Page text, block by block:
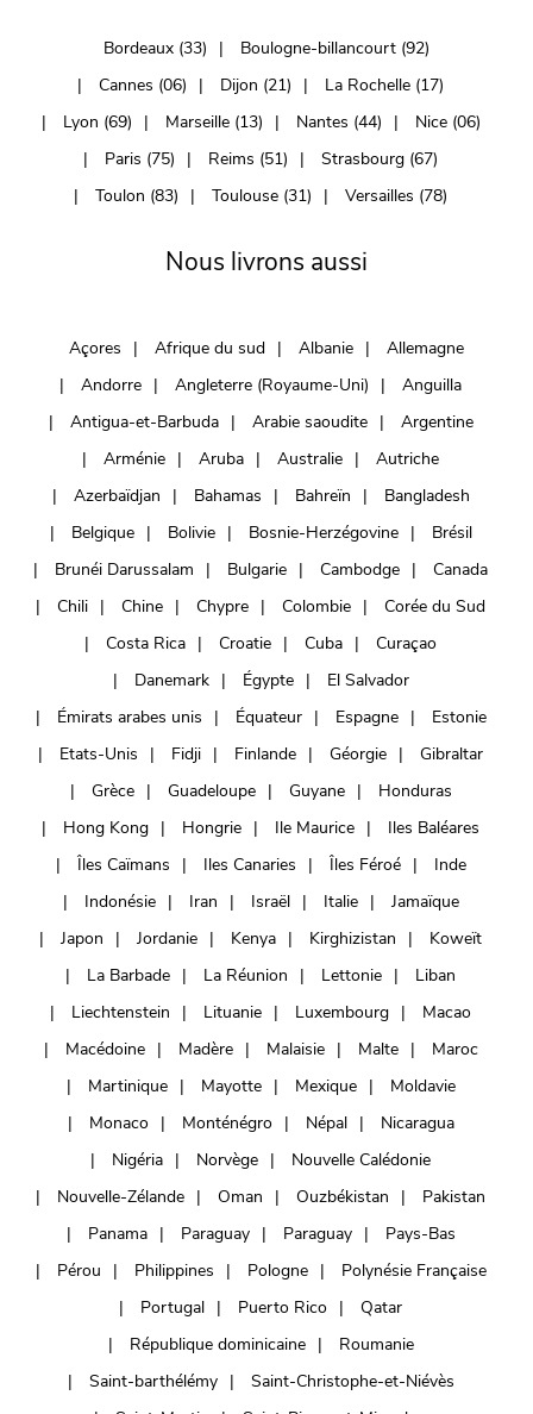
Bordeaux (33)
Boulogne-billancourt (92)
Cannes (06)
Dijon (21)
La Rochelle (17)
Lyon (69)
Marseille (13) Nantes (44)
Nice (06)
Paris (75)
Reims (51)
Strasbourg (67)
Toulon (83)
Toulouse (31) Versailles (78)
Nous livrons aussi
Açores Afrique du sud Albanie
Allemagne
Andorre
Angleterre (Royaume-Uni)
Anguilla
Antigua-et-Barbuda
Arabie saoudite
Argentine
Arménie
Aruba Australie
Autriche
Azerbaïdjan
Bahamas Bahreïn
Bangladesh
Belgique
Bolivie Bosnie-Herzégovine
Brésil
Brunéi Darussalam
Bulgarie Cambodge
Canada
Chili
Chine Chypre Colombie
Corée du Sud
Costa Rica
Croatie Cuba
Curaçao
Danemark
Égypte
El Salvador
Émirats arabes unis
Équateur Espagne
Estonie
Etats-Unis
Fidji Finlande Géorgie
Gibraltar
Grèce
Guadeloupe Guyane
Honduras
Hong Kong
Hongrie Ile Maurice
Iles Baléares
Îles Caïmans
Iles Canaries Îles Féroé
Inde
Indonésie
Iran Israël Italie
Jamaïque
Japon
Jordanie Kenya Kirghizistan
Koweït
La Barbade
La Réunion Lettonie
Liban
Liechtenstein
Lituanie Luxembourg
Macao
Macédoine
Madère Malaisie Malte
Maroc
Martinique
Mayotte Mexique
Moldavie
Monaco
Monténégro Népal
Nicaragua
Nigéria
Norvège
Nouvelle Calédonie
Nouvelle-Zélande
Oman Ouzbékistan
Pakistan
Panama
Paraguay Paraguay
Pays-Bas
Pérou
Philippines Pologne
Polynésie Française
Portugal
Puerto Rico
Qatar
République dominicaine
Roumanie
Saint-barthélémy
Saint-Christophe-et-Niévès